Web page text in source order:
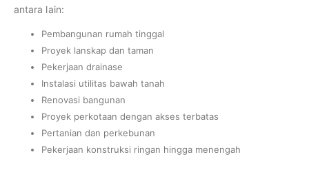
antara lain:
Pembangunan rumah tinggal
Proyek lanskap dan taman
Pekerjaan drainase
Instalasi utilitas bawah tanah
Renovasi bangunan
Proyek perkotaan dengan akses terbatas
Pertanian dan perkebunan
Pekerjaan konstruksi ringan hingga menengah